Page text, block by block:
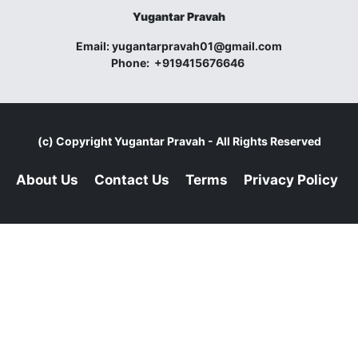
Yugantar Pravah
Email:yugantarpravah01@gmail.com
Phone: +919415676646
(c) CopyrightYugantar Pravah - All Rights Reserved
About Us Contact Us Terms Privacy Policy